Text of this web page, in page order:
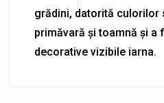
grădini, datorită culorilor
primăvară și toamnă și a
decorative vizibile iarna.